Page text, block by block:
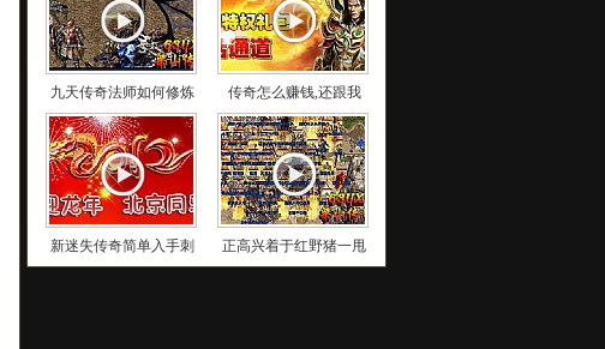
九天传奇法师如何修炼 传奇怎么赚钱,还跟我
新迷失传奇简单入手刺 正高兴着于红野猪一甩